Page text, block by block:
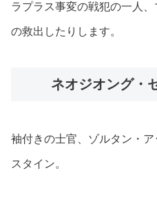
ラプラス事変の戦犯の一人
の救出したりします。
ネオジオング・
袖付きの士官、ゾルタン・
スタイン。